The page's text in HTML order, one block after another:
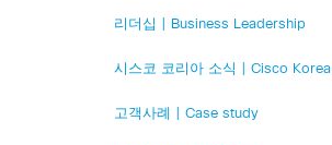
리더십 | Business Leadership
시스코 코리아 소식 | Cisco Korea
고객사례 | Case study